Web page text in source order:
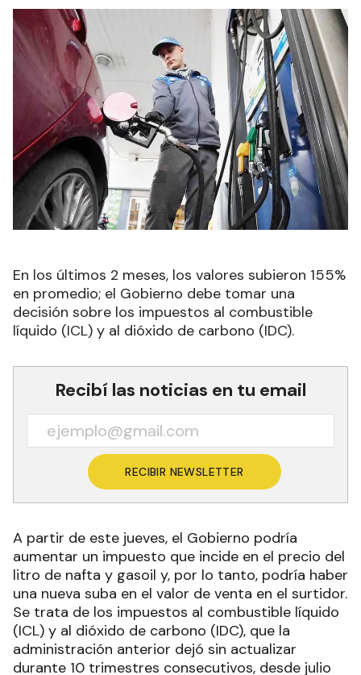
En los últimos 2 meses, los valores subieron 155%
en promedio; el Gobierno debe tomar una
decisión sobre los impuestos al combustible
líquido (ICL) y al dióxido de carbono (IDC).
Recibí las noticias en tu email
RECIBIR NEWSLETTER
A partir de este jueves, el Gobierno podría
aumentar un impuesto que incide en el precio del
litro de nafta y gasoil y, por lo tanto, podría haber
una nueva suba en el valor de venta en el surtidor.
Se trata de los impuestos al combustible líquido
(ICL) y al dióxido de carbono (IDC), que la
administración anterior dejó sin actualizar
durante 10 trimestres consecutivos, desde julio